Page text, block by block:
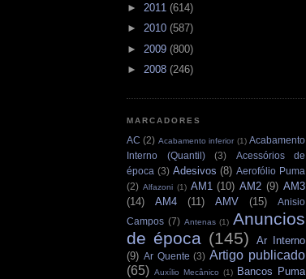
► 2011 (614)
► 2010 (587)
► 2009 (800)
► 2008 (246)
MARCADORES
AC (2) Acabamento inferior (1) Acabamento
Interno (Quantil)
(3)
Acessórios de
época (3) Adesivos (8) Aerofólio Puma
(2) Alfazoni (1) AM1 (10) AM2 (9) AM3
(14)
AM4 (11) AMV (15)
Anisio
Campos (7) Antenas (1) Anuncios
de época (145)
Ar Interno
(9) Ar Quente (3) Artigo publicado
(65) Auxílio Mecânico (1) Bancos Puma